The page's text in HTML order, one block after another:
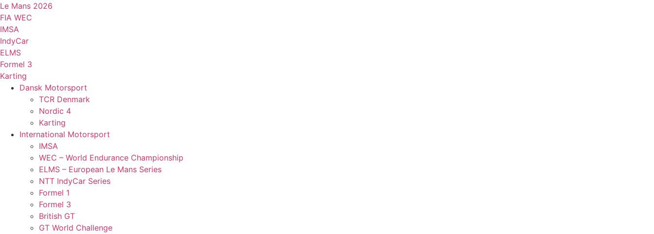
Videre
til
indhold
Le Mans 2026
FIA WEC
IMSA
IndyCar
ELMS
Formel 3
Karting
Dansk Motorsport
TCR Denmark
Nordic 4
Karting
International Motorsport
IMSA
WEC – World Endurance Championship
ELMS – European Le Mans Series
NTT IndyCar Series
Formel 1
Formel 3
British GT
GT World Challenge